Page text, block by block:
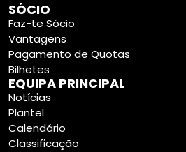
SÓCIO
Faz-te Sócio
Vantagens
Pagamento de Quotas
Bilhetes
EQUIPA PRINCIPAL
Notícias
Plantel
Calendário
Classificação